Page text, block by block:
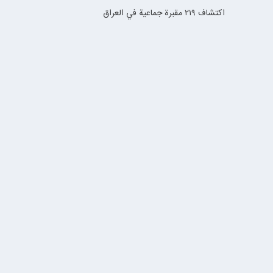
اكتشاف ٢١٩ مقبرة جماعية في العراق